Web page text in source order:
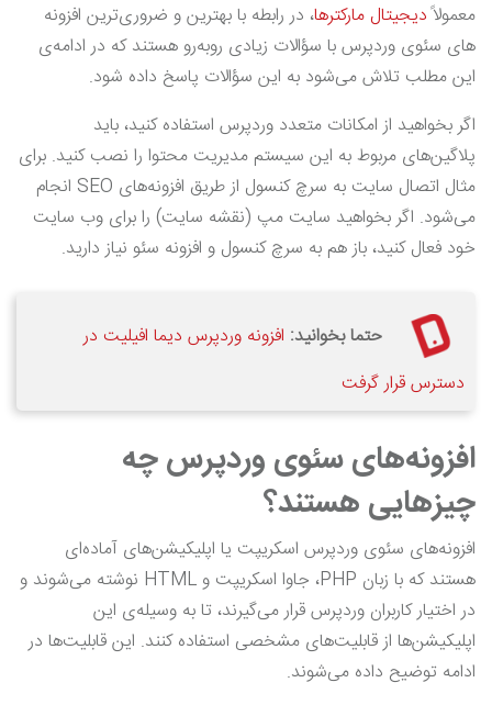
معمولاًدیجیتال مارکترها، در رابطه با بهترین و ضروری‌ترین افزونه
های سئوی وردپرس با سؤالات زیادی روبه‌رو هستند که در ادامه‌ی
این مطلب تلاش می‌شود به این سؤالات پاسخ داده شود.
اگر بخواهید از امکانات متعدد وردپرس استفاده کنید، باید
پلاگین‌های مربوط به این سیستم مدیریت محتوا را نصب کنید. برای
مثال اتصال سایت به سرچ کنسول از طریق افزونه‌های SEO انجام
می‌شود. اگر بخواهید سایت مپ (نقشه سایت) را برای وب سایت
خود فعال کنید، باز هم به سرچ کنسول و افزونه سئو نیاز دارید.
حتما بخوانید: افزونه وردپرس دیما افیلیت در
دسترس قرار گرفت
افزونه‌های سئوی وردپرس چه
چیزهایی هستند؟
افزونه‌های سئوی وردپرس اسکریپت یا اپلیکیشن‌های آماده‌ای
هستند که با زبان PHP، جاوا اسکریپت و HTML نوشته می‌شوند و
در اختیار کاربران وردپرس قرار می‌گیرند، تا به وسیله‌ی این
اپلیکیشن‌ها از قابلیت‌های مشخصی استفاده کنند. این قابلیت‌ها در
ادامه توضیح داده می‌شوند.